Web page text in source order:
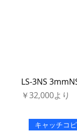
LS-3NS
￥32,000より
セール価格
キャッチコ